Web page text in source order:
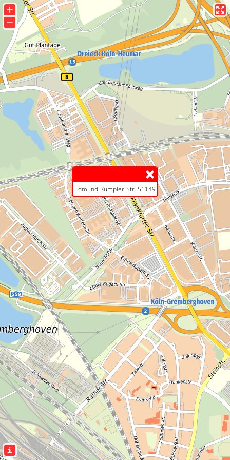
Edmund-Rumpler-Str. 51149
+
−